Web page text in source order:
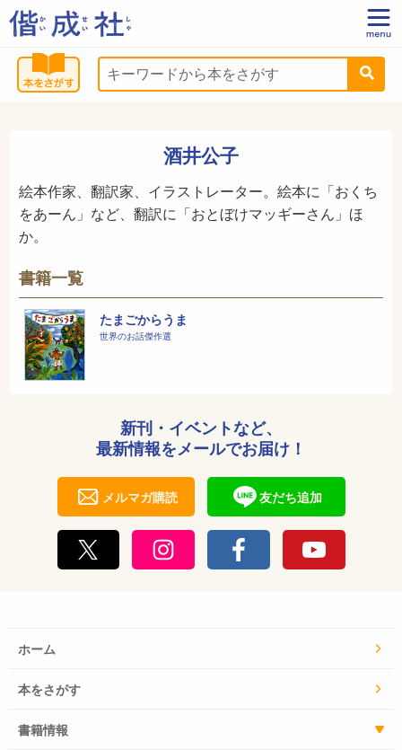
酒井公子
絵本作家、翻訳家、イラストレーター。絵本に「おくち
をあーん」など、翻訳に「おとぼけマッギーさん」ほ
か。
書籍一覧
たまごからうま
世界のお話傑作選
新刊・イベントなど、
最新情報をメールでお届け！
メルマガ購読 友だち追加
ホーム
本をさがす
書籍情報